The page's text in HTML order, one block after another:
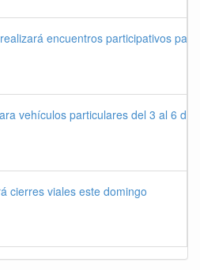
encuentros participativos
vehículos particulares del 3 al 6 de
cierres viales este domingo